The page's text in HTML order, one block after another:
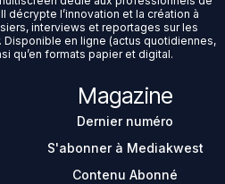
décrypte l’innovation et la création à
interviews et reportages sur les
en ligne (actus quotidiennes,
qu’en formats papier et digital.
Magazine
Dernier numéro
S'abonner à Mediakwest
Contenu Abonné